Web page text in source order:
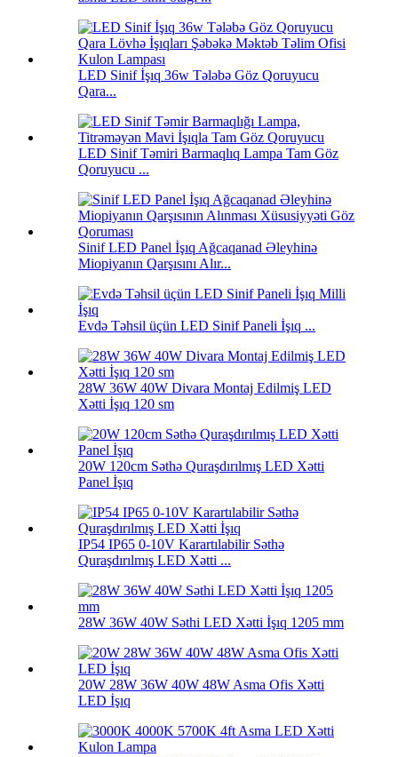
LED Sinif İşıq 36w Tələbə Göz Qoruyucu
Qara...
LED Sinif Təmiri Barmaqlıq Lampa Tam Göz
Qoruyucu ...
Sinif LED Panel İşıq Ağcaqanad Əleyhinə
Miopiyanın Qarşısını Alır...
Evdə Təhsil üçün LED Sinif Paneli İşıq ...
28W 36W 40W Divara Montaj Edilmiş LED
Xətti İşıq 120 sm
20W 120cm Səthə Quraşdırılmış LED Xətti
Panel İşıq
IP54 IP65 0-10V Karartılabilir Səthə
Quraşdırılmış LED Xətti ...
28W 36W 40W Səthi LED Xətti İşıq 1205 mm
20W 28W 36W 40W 48W Asma Ofis Xətti
LED İşıq